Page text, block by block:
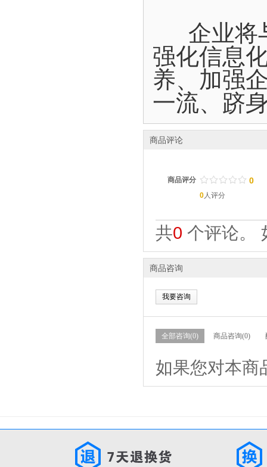
企业将
强化信息
养、加强
一流、跻
商品评论
商品评分 / / / / /
. . . . . 0
0人评分
共0 个评论。
商品咨询
我要咨询
全部咨询(0) 商品咨询(0)
如果您对本商